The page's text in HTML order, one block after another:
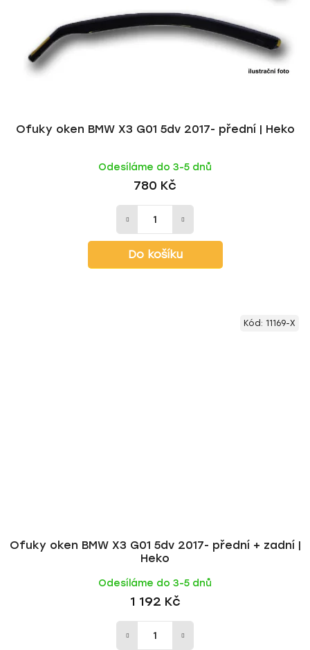
Ofuky oken BMW X3 G01 5dv 2017- přední | Heko
Odesíláme do 3-5 dnů
780 Kč
Do košíku
Ofuky oken BMW X3 G01 5dv 2017- přední + zadní |
Heko
Odesíláme do 3-5 dnů
1 192 Kč
Kód: 11169-X